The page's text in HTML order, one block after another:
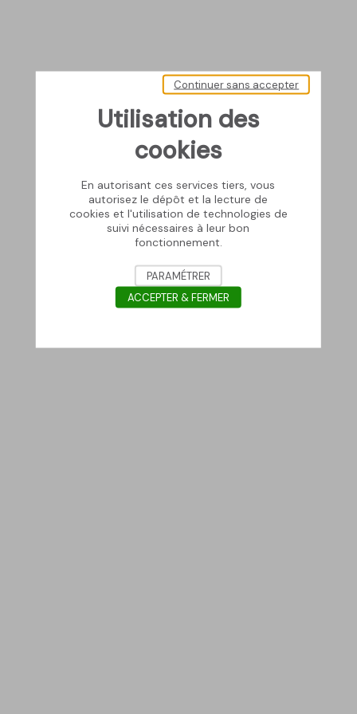
Utilisation des
cookies
En autorisant ces services tiers, vous
autorisez le dépôt et la lecture de
cookies et l'utilisation de technologies de
suivi nécessaires à leur bon
fonctionnement.
Continuer sans accepter
PARAMÉTRER
ACCEPTER & FERMER